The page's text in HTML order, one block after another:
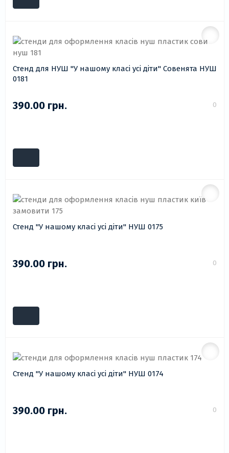
Стенд для НУШ "У нашому класі усі діти" Совенята НУШ
0181
390.00 грн. 0
Стенд "У нашому класі усі діти" НУШ 0175
390.00 грн. 0
Стенд "У нашому класі усі діти" НУШ 0174
390.00 грн. 0